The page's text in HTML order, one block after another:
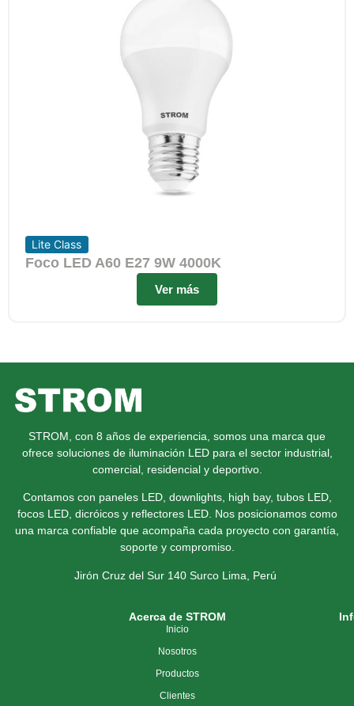
Lite Class
Foco LED A60 E27 9W 4000K
Ver más
STROM, con 8 años de experiencia, somos una marca que
ofrece soluciones de iluminación LED para el sector industrial,
comercial, residencial y deportivo.
Contamos con paneles LED, downlights, high bay, tubos LED,
focos LED, dicróicos y reflectores LED. Nos posicionamos como
una marca confiable que acompaña cada proyecto con garantía,
soporte y compromiso.
Jirón Cruz del Sur 140 Surco Lima, Perú
Acerca de STROM
Inicio
Nosotros
Productos
Clientes